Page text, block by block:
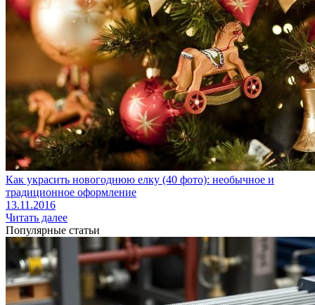
Как украсить новогоднюю елку (40 фото): необычное и
традиционное оформление
13.11.2016
Читать далее
Популярные статьи